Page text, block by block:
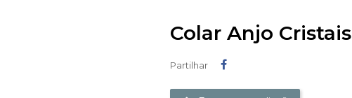
Colar Anjo Cristais
Partilhar